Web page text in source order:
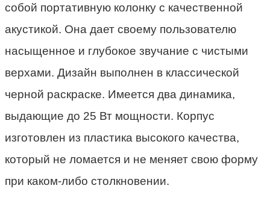
собой портативную колонку с качественной
акустикой. Она дает своему пользователю
насыщенное и глубокое звучание с чистыми
верхами. Дизайн выполнен в классической
черной раскраске. Имеется два динамика,
выдающие до 25 Вт мощности. Корпус
изготовлен из пластика высокого качества,
который не ломается и не меняет свою форму
при каком-либо столкновении.